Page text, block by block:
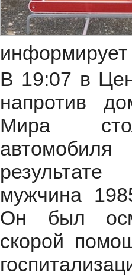
В 19:07 в
напротив
Мира
мужчина
Он был
скорой